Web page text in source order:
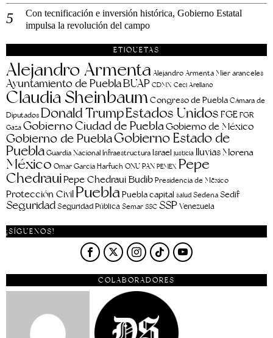
Con tecnificación e inversión histórica, Gobierno Estatal
impulsa la revolución del campo
ETIQUETAS
Alejandro Armenta Alejandro Armenta Mier aranceles
Ayuntamiento de PueblaBUAP CDMX Ceci Arellano
Claudia SheinbaumCongreso de Puebla Cámara de
Diputados Donald TrumpEstados Unidos FGEFGR
Gaza Gobierno Ciudad de Puebla Gobierno de México
Gobierno de PueblaGobierno Estado de
PueblaGuardia Nacional Infraestructura Israel justicia lluvias Morena
México Omar García Harfuch ONU PAN PEMEX Pepe
ChedrauiPepe Chedraui BudibPresidencia de México
Protección Civil PueblaPuebla capital salud Sedena Sedif
SeguridadSeguridad Pública Semar SSC SSPVenezuela
¡SÍGUENOS!
COLABORADORES